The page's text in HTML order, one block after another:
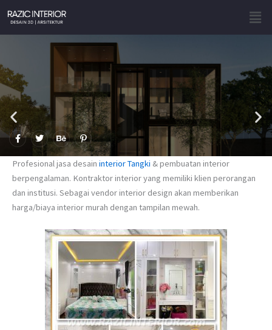
content
F
a
e
b
o
k
f
T
w
t
t
e
r
B
e
h
a
n
c
P
i
n
t
e
r
s
-
Profesional jasa desain interior Tangki & pembuatan interior
berpengalaman. Kontraktor interior yang memiliki klien perorangan
dan institusi. Sebagai vendor interior design akan memberikan
harga/biaya interior murah dengan tampilan mewah.